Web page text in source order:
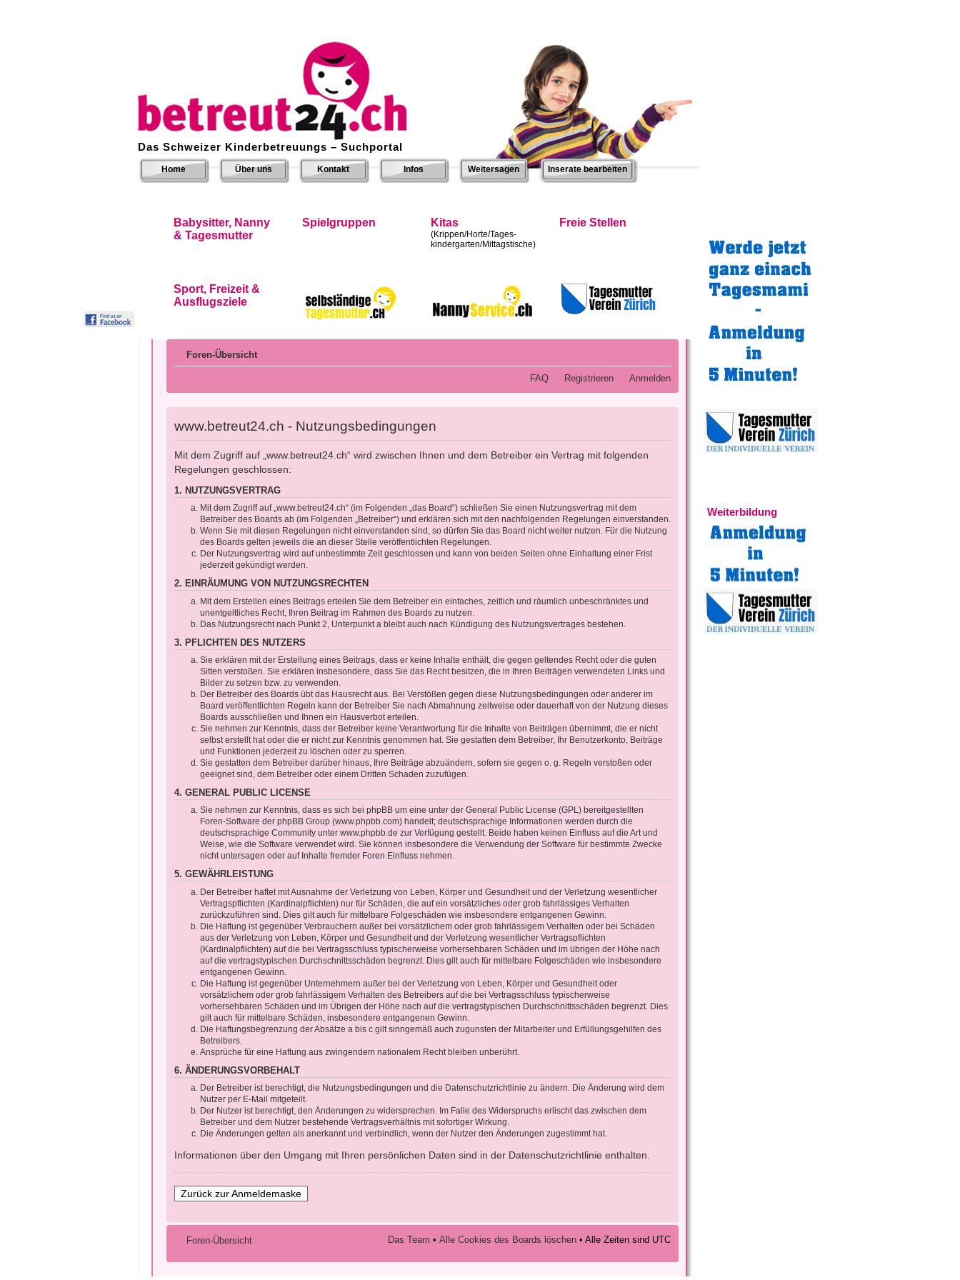
Das Schweizer Kinderbetreuungs – Suchportal
Home Über uns Kontakt Infos Weitersagen Inserate bearbeiten
Babysitter, Nanny
& Tagesmutter
Spielgruppen Kitas
(Krippen/Horte/Tages-
kindergarten/Mittagstische)
Freie Stellen
Sport, Freizeit &
Ausflugsziele
Foren-Übersicht
FAQ Registrieren Anmelden
www.betreut24.ch - Nutzungsbedingungen
Mit dem Zugriff auf „www.betreut24.ch“ wird zwischen Ihnen und dem Betreiber ein Vertrag mit folgenden
Regelungen geschlossen:
1. NUTZUNGSVERTRAG
Mit dem Zugriff auf „www.betreut24.ch“ (im Folgenden „das Board“) schließen Sie einen Nutzungsvertrag mit dem
Betreiber des Boards ab (im Folgenden „Betreiber“) und erklären sich mit den nachfolgenden Regelungen einverstanden.
Wenn Sie mit diesen Regelungen nicht einverstanden sind, so dürfen Sie das Board nicht weiter nutzen. Für die Nutzung
des Boards gelten jeweils die an dieser Stelle veröffentlichten Regelungen.
Der Nutzungsvertrag wird auf unbestimmte Zeit geschlossen und kann von beiden Seiten ohne Einhaltung einer Frist
jederzeit gekündigt werden.
2. EINRÄUMUNG VON NUTZUNGSRECHTEN
Mit dem Erstellen eines Beitrags erteilen Sie dem Betreiber ein einfaches, zeitlich und räumlich unbeschränktes und
unentgeltliches Recht, Ihren Beitrag im Rahmen des Boards zu nutzen.
Das Nutzungsrecht nach Punkt 2, Unterpunkt a bleibt auch nach Kündigung des Nutzungsvertrages bestehen.
3. PFLICHTEN DES NUTZERS
Sie erklären mit der Erstellung eines Beitrags, dass er keine Inhalte enthält, die gegen geltendes Recht oder die guten
Sitten verstoßen. Sie erklären insbesondere, dass Sie das Recht besitzen, die in Ihren Beiträgen verwendeten Links und
Bilder zu setzen bzw. zu verwenden.
Der Betreiber des Boards übt das Hausrecht aus. Bei Verstößen gegen diese Nutzungsbedingungen oder anderer im
Board veröffentlichten Regeln kann der Betreiber Sie nach Abmahnung zeitweise oder dauerhaft von der Nutzung dieses
Boards ausschließen und Ihnen ein Hausverbot erteilen.
Sie nehmen zur Kenntnis, dass der Betreiber keine Verantwortung für die Inhalte von Beiträgen übernimmt, die er nicht
selbst erstellt hat oder die er nicht zur Kenntnis genommen hat. Sie gestatten dem Betreiber, Ihr Benutzerkonto, Beiträge
und Funktionen jederzeit zu löschen oder zu sperren.
Sie gestatten dem Betreiber darüber hinaus, Ihre Beiträge abzuändern, sofern sie gegen o. g. Regeln verstoßen oder
geeignet sind, dem Betreiber oder einem Dritten Schaden zuzufügen.
4. GENERAL PUBLIC LICENSE
Sie nehmen zur Kenntnis, dass es sich bei phpBB um eine unter der General Public License (GPL) bereitgestellten
Foren-Software der phpBB Group (www.phpbb.com) handelt; deutschsprachige Informationen werden durch die
deutschsprachige Community unter www.phpbb.de zur Verfügung gestellt. Beide haben keinen Einfluss auf die Art und
Weise, wie die Software verwendet wird. Sie können insbesondere die Verwendung der Software für bestimmte Zwecke
nicht untersagen oder auf Inhalte fremder Foren Einfluss nehmen.
5. GEWÄHRLEISTUNG
Der Betreiber haftet mit Ausnahme der Verletzung von Leben, Körper und Gesundheit und der Verletzung wesentlicher
Vertragspflichten (Kardinalpflichten) nur für Schäden, die auf ein vorsätzliches oder grob fahrlässiges Verhalten
zurückzuführen sind. Dies gilt auch für mittelbare Folgeschäden wie insbesondere entgangenen Gewinn.
Die Haftung ist gegenüber Verbrauchern außer bei vorsätzlichem oder grob fahrlässigem Verhalten oder bei Schäden
aus der Verletzung von Leben, Körper und Gesundheit und der Verletzung wesentlicher Vertragspflichten
(Kardinalpflichten) auf die bei Vertragsschluss typischerweise vorhersehbaren Schäden und im übrigen der Höhe nach
auf die vertragstypischen Durchschnittsschäden begrenzt. Dies gilt auch für mittelbare Folgeschäden wie insbesondere
entgangenen Gewinn.
Die Haftung ist gegenüber Unternehmern außer bei der Verletzung von Leben, Körper und Gesundheit oder
vorsätzlichem oder grob fahrlässigem Verhalten des Betreibers auf die bei Vertragsschluss typischerweise
vorhersehbaren Schäden und im Übrigen der Höhe nach auf die vertragstypischen Durchschnittsschäden begrenzt. Dies
gilt auch für mittelbare Schäden, insbesondere entgangenen Gewinn.
Die Haftungsbegrenzung der Absätze a bis c gilt sinngemäß auch zugunsten der Mitarbeiter und Erfüllungsgehilfen des
Betreibers.
Ansprüche für eine Haftung aus zwingendem nationalem Recht bleiben unberührt.
6. ÄNDERUNGSVORBEHALT
Der Betreiber ist berechtigt, die Nutzungsbedingungen und die Datenschutzrichtlinie zu ändern. Die Änderung wird dem
Nutzer per E-Mail mitgeteilt.
Der Nutzer ist berechtigt, den Änderungen zu widersprechen. Im Falle des Widerspruchs erlischt das zwischen dem
Betreiber und dem Nutzer bestehende Vertragsverhältnis mit sofortiger Wirkung.
Die Änderungen gelten als anerkannt und verbindlich, wenn der Nutzer den Änderungen zugestimmt hat.
Informationen über den Umgang mit Ihren persönlichen Daten sind in der Datenschutzrichtlinie enthalten.
Zurück zur Anmeldemaske
Foren-Übersicht Das Team • Alle Cookies des Boards löschen• Alle Zeiten sind UTC
Weiterbildung